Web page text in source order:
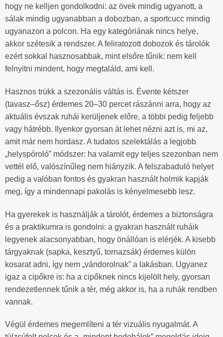
hogy ne kelljen gondolkodni: az övek mindig ugyanott, a
sálak mindig ugyanabban a dobozban, a sportcucc mindig
ugyanazon a polcon. Ha egy kategóriának nincs helye,
akkor szétesik a rendszer. A feliratozott dobozok és tárolók
ezért sokkal hasznosabbak, mint elsőre tűnik: nem kell
felnyitni mindent, hogy megtaláld, ami kell.
Hasznos trükk a szezonális váltás is. Évente kétszer
(tavasz–ősz) érdemes 20–30 percet rászánni arra, hogy az
aktuális évszak ruhái kerüljenek előre, a többi pedig feljebb
vagy hátrébb. Ilyenkor gyorsan át lehet nézni azt is, mi az,
amit már nem hordasz. A tudatos szelektálás a legjobb
„helyspóroló” módszer: ha valamit egy teljes szezonban nem
vettél elő, valószínűleg nem hiányzik. A felszabaduló helyet
pedig a valóban fontos és gyakran használt holmik kapják
meg, így a mindennapi pakolás is kényelmesebb lesz.
Ha gyerekek is használják a tárolót, érdemes a biztonságra
és a praktikumra is gondolni: a gyakran használt ruháik
legyenek alacsonyabban, hogy önállóan is elérjék. A kisebb
tárgyaknak (sapka, kesztyű, tornazsák) érdemes külön
kosarat adni, így nem „vándorolnak” a lakásban. Ugyanez
igaz a cipőkre is: ha a cipőknek nincs kijelölt hely, gyorsan
rendezetlennek tűnik a tér, még akkor is, ha a ruhák rendben
vannak.
Végül érdemes megemlíteni a tér vizuális nyugalmát. A